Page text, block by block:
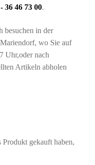
36 46 73 00.
besuchen in der
wo Sie auf
Uhr,oder nach
Artikeln abholen
Produkt gekauft haben,